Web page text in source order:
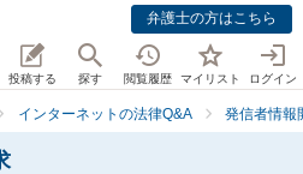
弁護士の方はこちら
投稿する 探す 閲覧履歴 マイリスト ログイン
インターネットの法律Q&A 発信者情報